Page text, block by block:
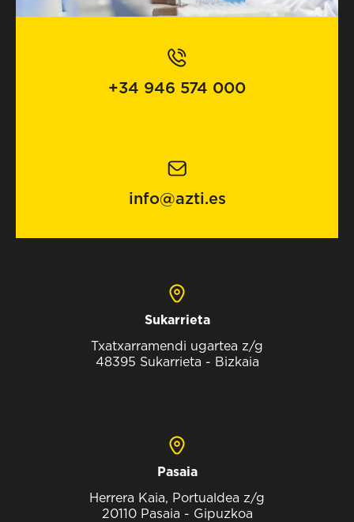
+34 946 574 000
info@azti.es
Sukarrieta
Txatxarramendi ugartea z/g
48395 Sukarrieta - Bizkaia
Pasaia
Herrera Kaia, Portualdea z/g
20110 Pasaia - Gipuzkoa